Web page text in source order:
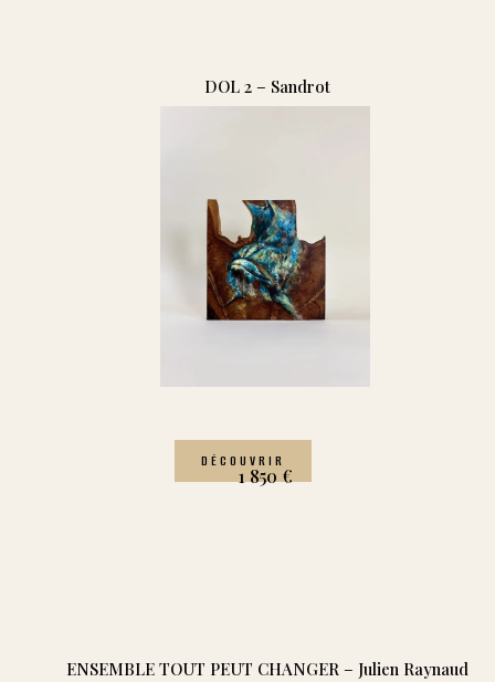
DOL 2 – Sandrot
DÉCOUVRIR
1 850 €
ENSEMBLE TOUT PEUT CHANGER – Julien Raynaud